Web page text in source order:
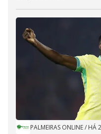
PALMEIRAS ONLINE/ HÁ